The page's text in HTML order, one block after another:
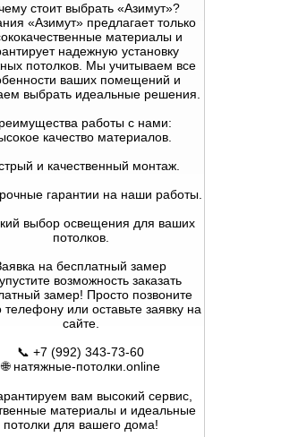
стоит выбрать «Азимут»?
«Азимут» предлагает только
материалы и
надежную установку
потолков. Мы учитываем все
ваших помещений и
выбрать идеальные решения.
работы с нами:
качество материалов.
и качественный монтаж.
гарантии на наши работы.
выбор освещения для ваших
потолков.
на бесплатный замер
возможность заказать
замер! Просто позвоните
или оставьте заявку на
сайте.
📞 +7 (992) 343-73-60
🌐 натяжные-потолки.online
вам высокий сервис,
материалы и идеальные
потолки для вашего дома!